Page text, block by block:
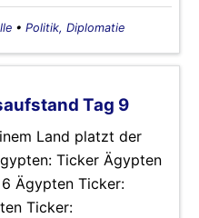
• Politik, Diplomatie
Tag 9
Land platzt der
Ticker Ägypten
Ägypten Ticker:
Ticker: